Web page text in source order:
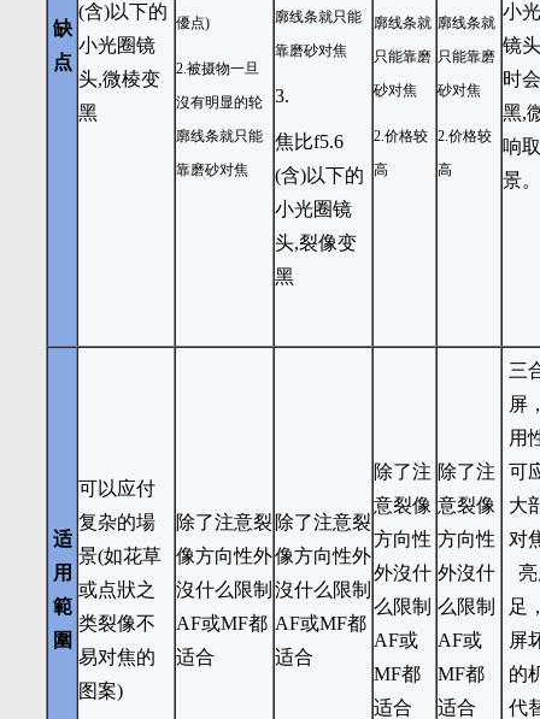
缺
点
(含)以下的
小光圈镜
头,微棱变
黑
優点)
2.被摄物一旦
沒有明显的轮
廓线条就只能
靠磨砂对焦
廓线条就只能
靠磨砂对焦
3.
焦比f5.6
(含)以下的
小光圈镜
头,裂像变
黑
廓线条就
只能靠磨
砂对焦
2.价格较
高
廓线条就
只能靠磨
砂对焦
2.价格较
高
小
镜
时
黑,
响取
景。
适
用
範
圍
可以应付
复杂的場
景(如花草
或点狀之
类裂像不
易对焦的
图案)
除了注意裂
像方向性外
沒什么限制
AF或MF都
适合
除了注意裂
像方向性外
沒什么限制
AF或MF都
适合
除了注
意裂像
方向性
外沒什
么限制
AF或
MF都
适合
除了注
意裂像
方向性
外沒什
么限制
AF或
MF都
适合
三
屏
用
可
大
对
足
屏
的
代